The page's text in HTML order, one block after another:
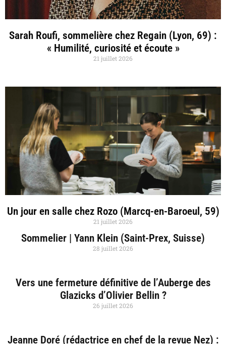
Sarah Roufi, sommelière chez Regain (Lyon, 69) :
« Humilité, curiosité et écoute »
21 juillet 2026
Un jour en salle chez Rozo (Marcq-en-Baroeul, 59)
21 juillet 2026
Sommelier | Yann Klein (Saint-Prex, Suisse)
28 juillet 2026
Vers une fermeture définitive de l’Auberge des
Glazicks d’Olivier Bellin ?
26 juillet 2026
Jeanne Doré (rédactrice en chef de la revue Nez) :